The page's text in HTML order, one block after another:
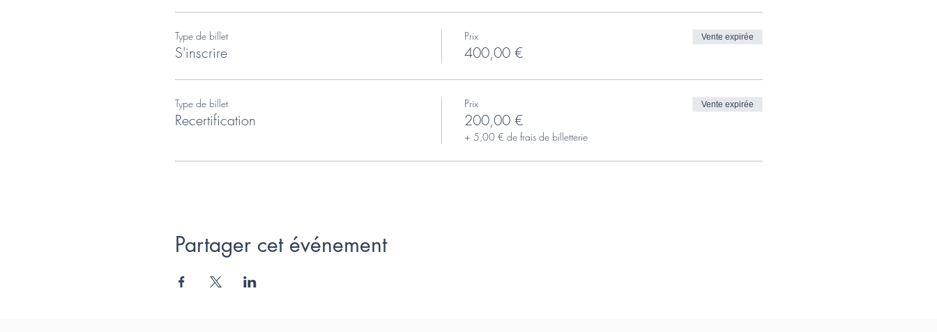
Type de billet
S'inscrire
Prix
400,00 €
Vente expirée
Type de billet
Recertification
Prix
200,00 €
+ 5,00 € de frais de billetterie
Vente expirée
Partager cet événement